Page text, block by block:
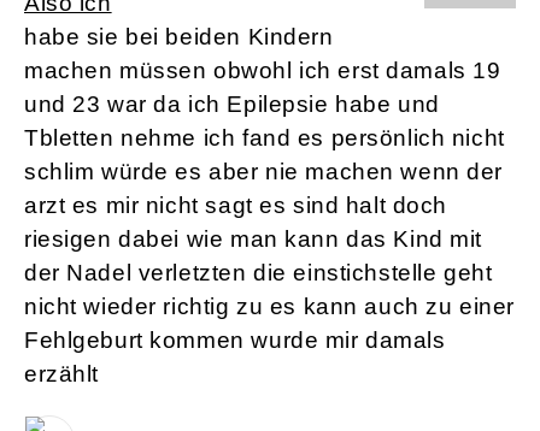
habe sie bei beiden Kindern
machen müssen obwohl ich erst damals 19
und 23 war da ich Epilepsie habe und
Tbletten nehme ich fand es persönlich nicht
schlim würde es aber nie machen wenn der
arzt es mir nicht sagt es sind halt doch
riesigen dabei wie man kann das Kind mit
der Nadel verletzten die einstichstelle geht
nicht wieder richtig zu es kann auch zu einer
Fehlgeburt kommen wurde mir damals
erzählt